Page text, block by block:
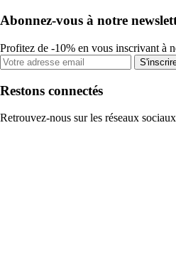
Abonnez-vous à notre
Profitez de -10% en vous inscrivant à
Restons connectés
Retrouvez-nous sur les réseaux sociaux